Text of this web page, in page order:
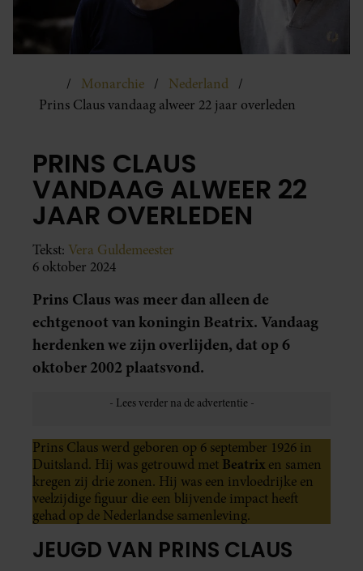
Monarchie
Nederland
Prins Claus vandaag alweer 22 jaar overleden
PRINS CLAUS
VANDAAG ALWEER 22
JAAR OVERLEDEN
Tekst: Vera Guldemeester
6 oktober 2024
Prins Claus was meer dan alleen de
echtgenoot van koningin Beatrix. Vandaag
herdenken we zijn overlijden, dat op 6
oktober 2002 plaatsvond.
Prins Claus werd geboren op 6 september 1926 in
Duitsland. Hij was getrouwd met Beatrix en samen
kregen zij drie zonen. Hij was een invloedrijke en
veelzijdige figuur die een blijvende impact heeft
gehad op de Nederlandse samenleving.
JEUGD VAN PRINS CLAUS